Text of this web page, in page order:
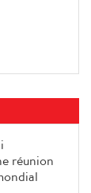
réunion